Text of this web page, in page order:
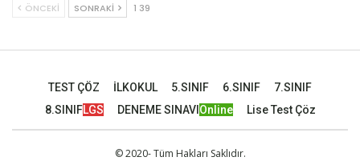
ÖNCEKI SONRAKI 1 39
TEST ÇÖZ İLKOKUL 5.SINIF 6.SINIF
7.SINIF
8.SINIFLGS DENEME SINAVI Online Lise Test Çöz
© 2020- Tüm Hakları Saklıdır.